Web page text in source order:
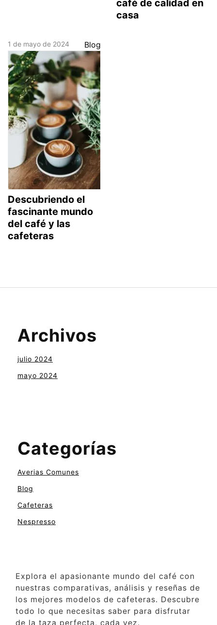
café de calidad en
casa
1 de mayo de 2024 Blog
Descubriendo el
fascinante mundo
del café y las
cafeteras
Archivos
julio 2024
mayo 2024
Categorías
Averias Comunes
Blog
Cafeteras
Nespresso
Explora el apasionante mundo del café con
nuestras comparativas, análisis y reseñas de
los mejores modelos de cafeteras. Descubre
todo lo que necesitas saber para disfrutar
de la taza perfecta, cada vez.